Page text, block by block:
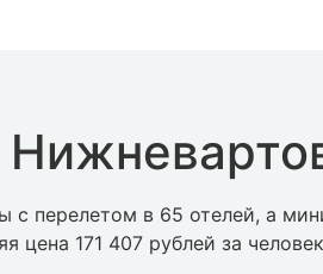
перелетом в 65 отелей, а
цена 171 407 рублей за